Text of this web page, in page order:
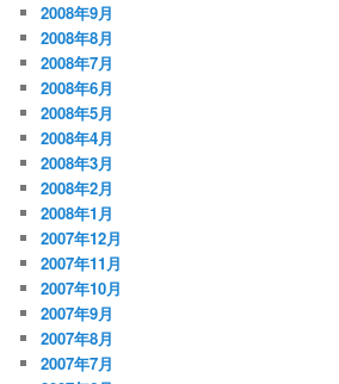
2008年9月
2008年8月
2008年7月
2008年6月
2008年5月
2008年4月
2008年3月
2008年2月
2008年1月
2007年12月
2007年11月
2007年10月
2007年9月
2007年8月
2007年7月